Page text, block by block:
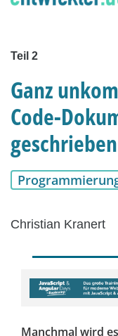
Teil 2
Ganz
Code-
geschrieben
Christian Kranert
Manchmal wird